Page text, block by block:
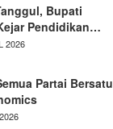
Bupati
Pendidikan…
2026
Partai Bersatu